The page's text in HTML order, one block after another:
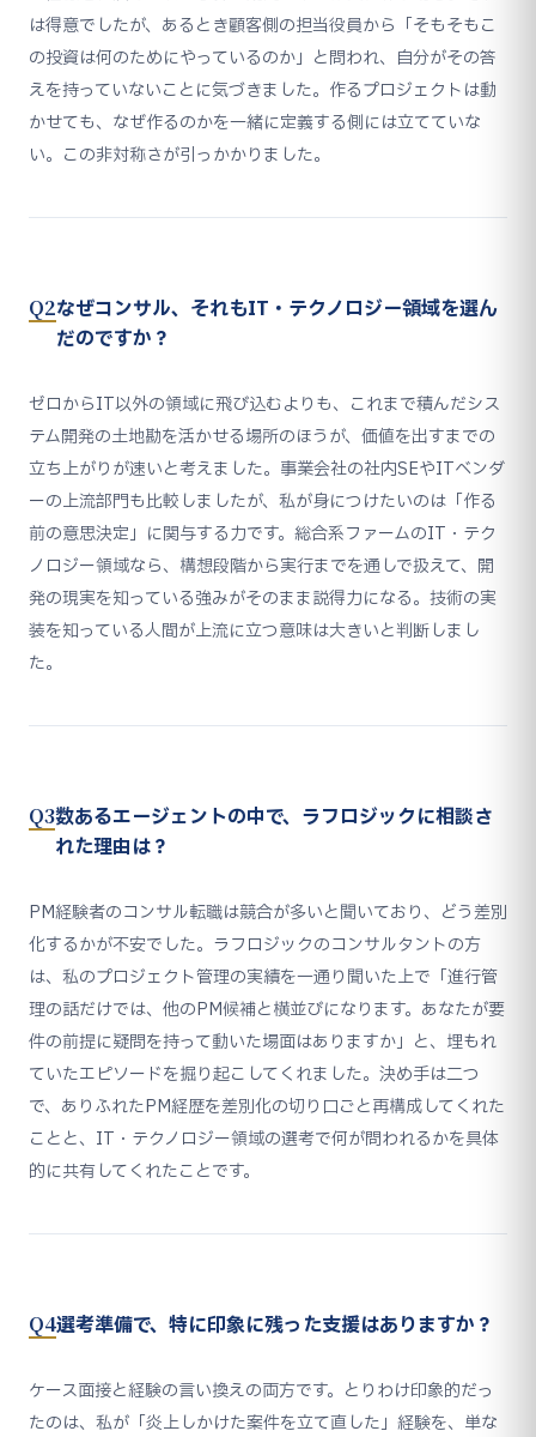
は得意でしたが、あるとき顧客側の担当役員から「そもそもこ
の投資は何のためにやっているのか」と問われ、自分がその答
えを持っていないことに気づきました。作るプロジェクトは動
かせても、なぜ作るのかを一緒に定義する側には立てていな
い。この非対称さが引っかかりました。
Q2なぜコンサル、それもIT・テクノロジー領域を選ん
だのですか？
ゼロからIT以外の領域に飛び込むよりも、これまで積んだシス
テム開発の土地勘を活かせる場所のほうが、価値を出すまでの
立ち上がりが速いと考えました。事業会社の社内SEやITベンダ
ーの上流部門も比較しましたが、私が身につけたいのは「作る
前の意思決定」に関与する力です。総合系ファームのIT・テク
ノロジー領域なら、構想段階から実行までを通しで扱えて、開
発の現実を知っている強みがそのまま説得力になる。技術の実
装を知っている人間が上流に立つ意味は大きいと判断しまし
た。
Q3数あるエージェントの中で、ラフロジックに相談さ
れた理由は？
PM経験者のコンサル転職は競合が多いと聞いており、どう差別
化するかが不安でした。ラフロジックのコンサルタントの方
は、私のプロジェクト管理の実績を一通り聞いた上で「進行管
理の話だけでは、他のPM候補と横並びになります。あなたが要
件の前提に疑問を持って動いた場面はありますか」と、埋もれ
ていたエピソードを掘り起こしてくれました。決め手は二つ
で、ありふれたPM経歴を差別化の切り口ごと再構成してくれた
ことと、IT・テクノロジー領域の選考で何が問われるかを具体
的に共有してくれたことです。
Q4選考準備で、特に印象に残った支援はありますか？
ケース面接と経験の言い換えの両方です。とりわけ印象的だっ
たのは、私が「炎上しかけた案件を立て直した」経験を、単な